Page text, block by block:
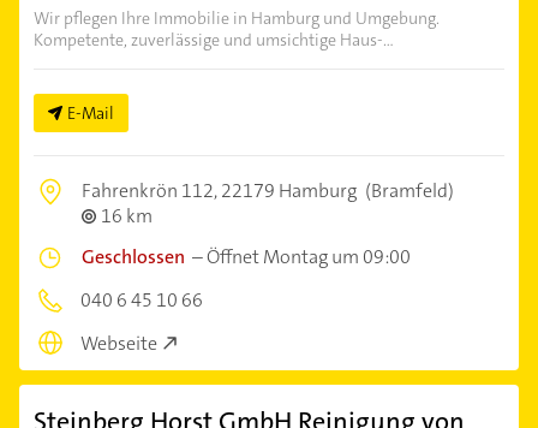
Wir pflegen Ihre Immobilie in Hamburg und Umgebung.
Kompetente, zuverlässige und umsichtige Haus-...
E-Mail
Fahrenkrön 112,22179 Hamburg (Bramfeld)
16 km
Geschlossen –Öffnet Montag um 09:00
040 6 45 10 66
Webseite